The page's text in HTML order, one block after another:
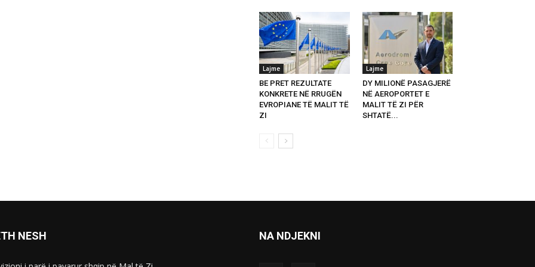
Lajme
BE PRET REZULTATE
KONKRETE NË RRUGËN
EVROPIANE TË MALIT TË
ZI
Lajme
DY MILIONË PASAGJERË
NË AEROPORTET E
MALIT TË ZI PËR
SHTATË...
NESH NA NDJEKNI